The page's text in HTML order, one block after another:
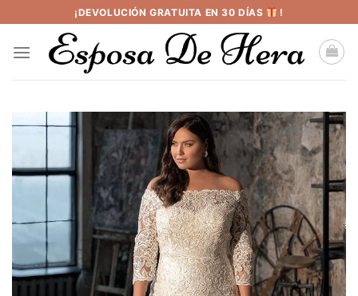
al
contenido
¡DEVOLUCIÓN GRATUITA EN 30 DÍAS !